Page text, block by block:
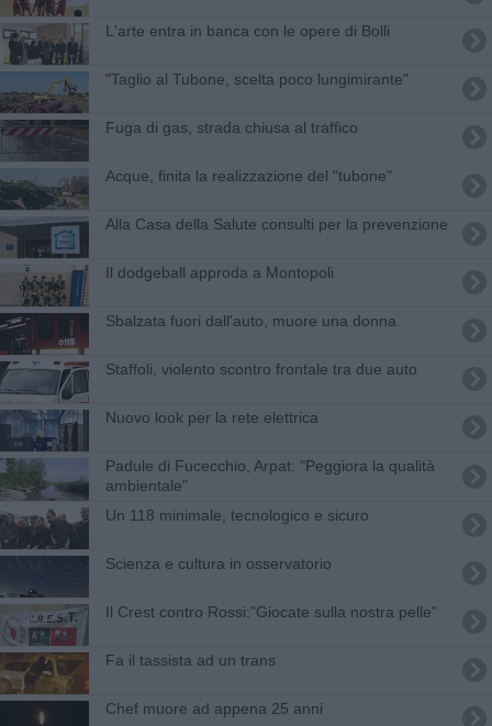
L'arte entra in banca con le opere di Bolli
"Taglio al Tubone, scelta poco lungimirante"
Fuga di gas, strada chiusa al traffico
Acque, finita la realizzazione del "tubone"
Alla Casa della Salute consulti per la prevenzione
Il dodgeball approda a Montopoli
Sbalzata fuori dall'auto, muore una donna
Staffoli, violento scontro frontale tra due auto
Nuovo look per la rete elettrica
Padule di Fucecchio, Arpat: "Peggiora la qualità
ambientale"
Un 118 minimale, tecnologico e sicuro
Scienza e cultura in osservatorio
Il Crest contro Rossi:"Giocate sulla nostra pelle"
Fa il tassista ad un trans
Chef muore ad appena 25 anni